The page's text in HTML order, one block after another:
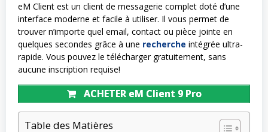
eM Client est un client de messagerie complet doté d’une
interface moderne et facile à utiliser. Il vous permet de
trouver n’importe quel email, contact ou pièce jointe en
quelques secondes grâce à une recherche intégrée ultra-
rapide. Vous pouvez le télécharger gratuitement, sans
aucune inscription requise!
ACHETER eM Client 9 Pro
Table des Matières